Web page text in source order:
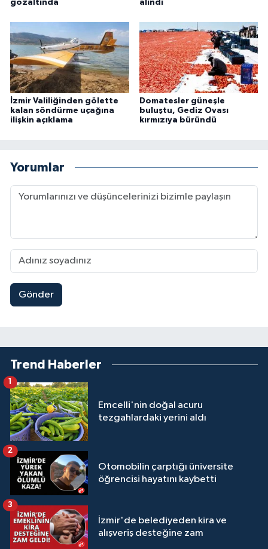
gözaltında
alındı
İzmir Valiliğinden gölette
kalan söndürme uçağına
ilişkin açıklama
Domatesler güneşle
buluştu, Gediz Ovası
kırmızıya büründü
Yorumlar
Gönder
Trend Haberler
Emcelli'nin doğal acuru
tezgahlardaki yerini aldı
Otomobilin çarptığı üniversite
öğrencisi hayatını kaybetti
2
İzmir'de belediyeden kira ve
alışveriş desteğine zam
3